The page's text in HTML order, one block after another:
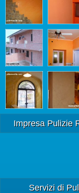
Impresa Pulizie
Servizi di